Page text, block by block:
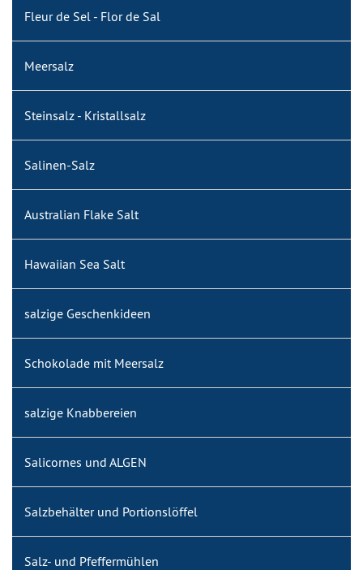
Fleur de Sel - Flor de Sal
Meersalz
Steinsalz - Kristallsalz
Salinen-Salz
Australian Flake Salt
Hawaiian Sea Salt
salzige Geschenkideen
Schokolade mit Meersalz
salzige Knabbereien
Salicornes und ALGEN
Salzbehälter und Portionslöffel
Salz- und Pfeffermühlen